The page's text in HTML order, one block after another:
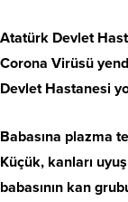
Atatürk Devlet
Corona Virüsü
Devlet Hastanesi
Babasına plazma
Küçük, kanları
babasının kan